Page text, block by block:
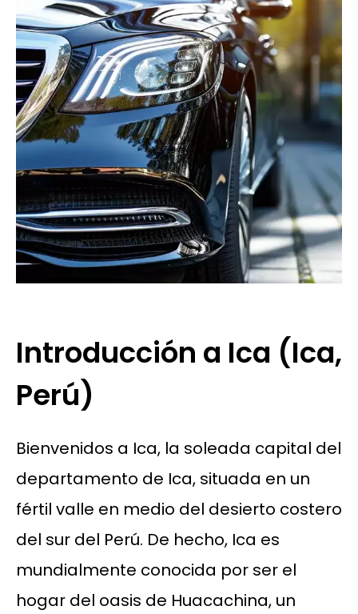
Introducción a Ica (Ica,
Perú)
Bienvenidos a Ica, la soleada capital del
departamento de Ica, situada en un
fértil valle en medio del desierto costero
del sur del Perú. De hecho, Ica es
mundialmente conocida por ser el
hogar del oasis de Huacachina, un